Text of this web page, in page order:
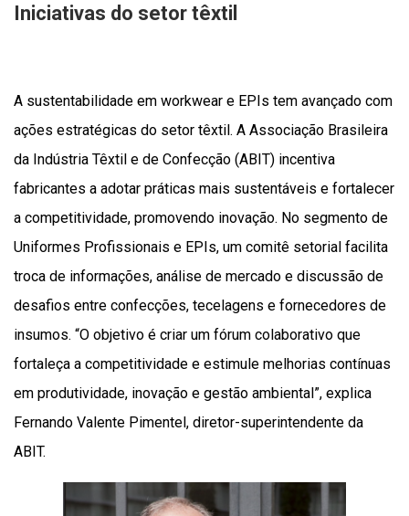
Iniciativas do setor têxtil
A sustentabilidade em workwear e EPIs tem avançado com
ações estratégicas do setor têxtil. A Associação Brasileira
da Indústria Têxtil e de Confecção (ABIT) incentiva
fabricantes a adotar práticas mais sustentáveis e fortalecer
a competitividade, promovendo inovação. No segmento de
Uniformes Profissionais e EPIs, um comitê setorial facilita
troca de informações, análise de mercado e discussão de
desafios entre confecções, tecelagens e fornecedores de
insumos. “O objetivo é criar um fórum colaborativo que
fortaleça a competitividade e estimule melhorias contínuas
em produtividade, inovação e gestão ambiental”, explica
Fernando Valente Pimentel, diretor-superintendente da
ABIT.